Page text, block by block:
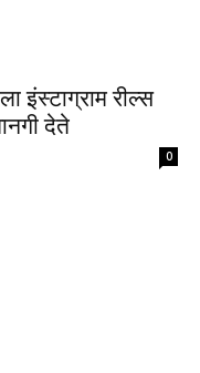
इंस्टाग्राम रील्स
देते
0